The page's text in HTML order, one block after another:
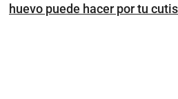
huevo puede hacer por tu cutis